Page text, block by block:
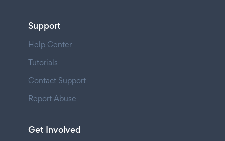
Support
Help Center
Tutorials
Contact Support
Report Abuse
Get Involved